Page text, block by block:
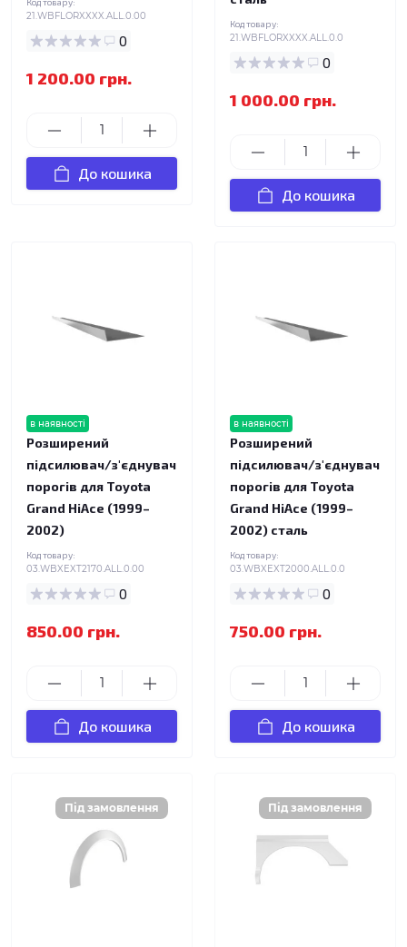
21.WBFLORXXXX.ALL.0.00
0
1 200.00 грн.
До кошика
Код товару:
21.WBFLORXXXX.ALL.0.0
0
1 000.00 грн.
До кошика
в наявності
Розширений
підсилювач/з'єднувач
порогів для Toyota
Grand HiAce (1999–
2002)
Код товару:
03.WBXEXT2170.ALL.0.00
0
850.00 грн.
До кошика
в наявності
Розширений
підсилювач/з'єднувач
порогів для Toyota
Grand HiAce (1999–
2002) сталь
Код товару:
03.WBXEXT2000.ALL.0.0
0
750.00 грн.
До кошика